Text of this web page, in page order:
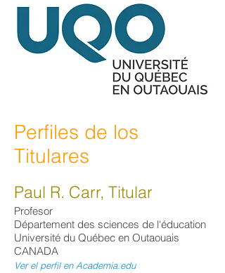
Perfiles de los
Titulares
Paul R. Carr, Titular
Profesor
Département des sciences de l'éducation
Université du Québec en Outaouais
CANADA
Ver el perfil en Academia.edu